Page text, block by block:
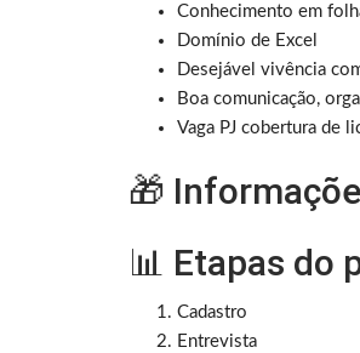
Conhecimento em
Domínio de Excel
Desejável vivência
Boa comunicação,
Vaga PJ cobertura de
🎁
📊 Etapas do
Cadastro
Entrevista